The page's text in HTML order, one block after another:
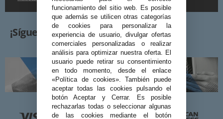
¡Síguenos!
funcionamiento del sitio web. Es posible
que además se utilicen otras categorías
de cookies para personalizar la
experiencia de usuario, divulgar ofertas
comerciales personalizadas o realizar
análisis para optimizar nuestra oferta. El
usuario puede retirar su consentimiento
en todo momento, desde el enlace
«Política de cookies». También puede
aceptar todas las cookies pulsando el
botón Aceptar y Cerrar. Es posible
rechazarlas todas o seleccionar algunas
de las cookies mediante el botón